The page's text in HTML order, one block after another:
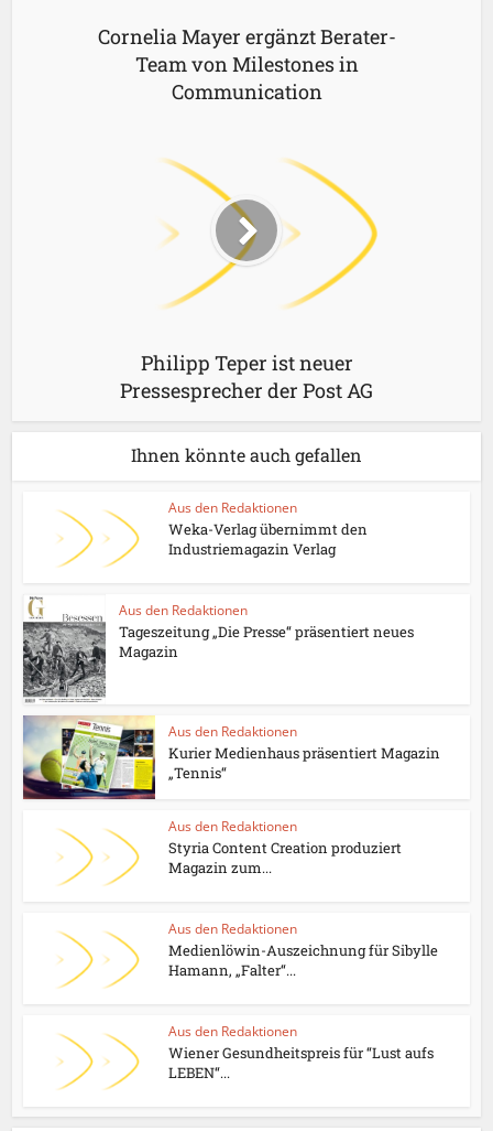
Cornelia Mayer ergänzt Berater-
Team von Milestones in
Communication
Philipp Teper ist neuer
Pressesprecher der Post AG
Ihnen könnte auch gefallen
Aus den Redaktionen
Weka-Verlag übernimmt den
Industriemagazin Verlag
Aus den Redaktionen
Tageszeitung „Die Presse“ präsentiert neues
Magazin
Aus den Redaktionen
Kurier Medienhaus präsentiert Magazin
„Tennis“
Aus den Redaktionen
Styria Content Creation produziert
Magazin zum...
Aus den Redaktionen
Medienlöwin-Auszeichnung für Sibylle
Hamann, „Falter“...
Aus den Redaktionen
Wiener Gesundheitspreis für “Lust aufs
LEBEN“...